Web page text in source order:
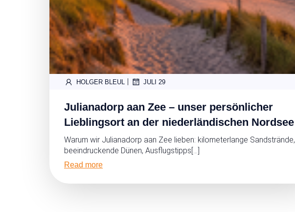
HOLGER BLEUL | JULI 29
Julianadorp aan Zee – unser persönlicher
Lieblingsort an der niederländischen Nordsee
Warum wir Julianadorp aan Zee lieben: kilometerlange Sandstrände,
beeindruckende Dünen, Ausflugstipps[…]
Read more